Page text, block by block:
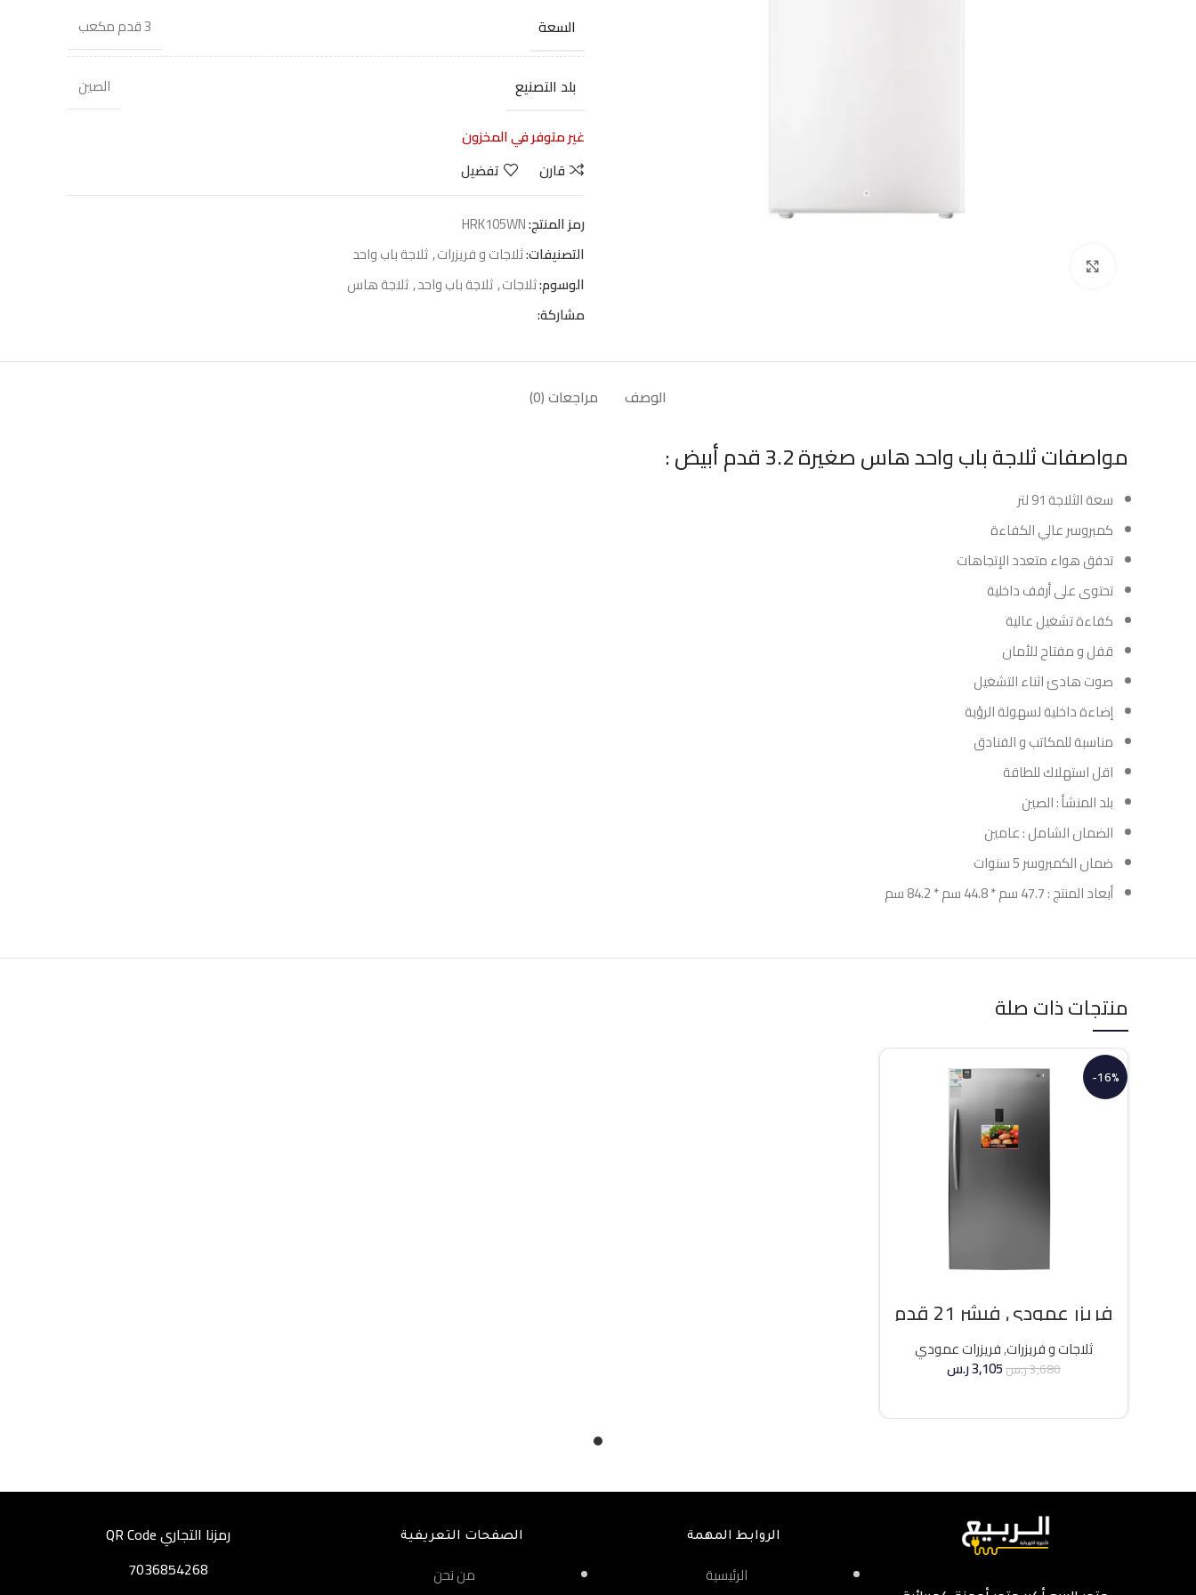
السعة 3 قدم مكعب
بلد التصنيع
الصين
غير متوفر في المخزون
قارن
تفضيل
رمز المنتج:HRK105WN
التصنيفات:ثلاجات و فريزرات,ثلاجة باب واحد
الوسوم:ثلاجات,ثلاجة باب واحد,ثلاجة هاس
مشاركة:
الوصف مراجعات (0)
مواصفات ثلاجة باب واحد هاس صغيرة 3.2 قدم أبيض :
سعة الثلاجة 91 لتر
كمبروسر عالي الكفاءة
تدفق هواء متعدد الإتجاهات
تحتوى على أرفف داخلية
كفاءة تشغيل عالية
قفل و مفتاح للأمان
صوت هادئ اثناء التشغيل
إضاءة داخلية لسهولة الرؤية
مناسبة للمكاتب و الفنادق
اقل استهلاك للطاقة
بلد المنشأ : الصين
الضمان الشامل : عامين
ضمان الكمبروسر 5 سنوات
أبعاد المنتج : 47.7 سم * 44.8 سم * 84.2 سم
منتجات ذات صلة
-16%
فريزر عمودي فيشر 21 قدم انفرتر – فضي
ثلاجات و فريزرات,فريزرات عمودي
3,680ر.س3,105ر.س
الروابط المهمة
الرئيسية
الصفحات التعريفية
من نحن
رمزنا التجاري QR Code
7036854268